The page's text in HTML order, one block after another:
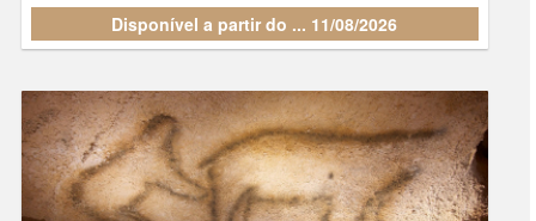
Disponível a partir do ... 11/08/2026
Disponível a partir do ... 11/08/2026
EXPERIENCIA PREHISTÓRICA COMPLETA EXCLUSIVA
EKAINBERRI
- Zestoa (Gipuzkoa)
Actividades